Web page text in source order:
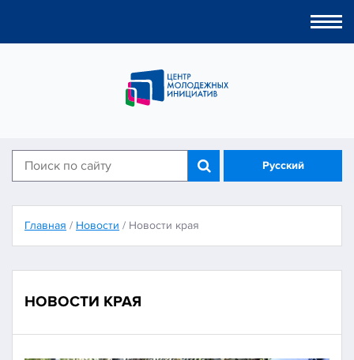
Русский
Главная / Новости / Новости края
НОВОСТИ КРАЯ